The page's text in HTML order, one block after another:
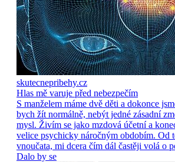
skutecnepribehy.cz
Hlas mě varuje před nebezpečím
S manželem máme dvě děti a dokonce
bych žít normálně, nebýt jedné zásadní
mysl. Živím se jako mzdová účetní a
velice psychicky náročným obdobím. Od
vnoučata, mi dcera čím dál častěji volá o
Dalo by se